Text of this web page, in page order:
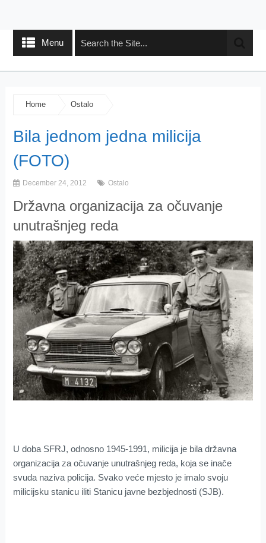
Menu
Home Ostalo
Bila jednom jedna milicija
(FOTO)
December 24, 2012 Ostalo
Državna organizacija za očuvanje
unutrašnjeg reda
U doba SFRJ, odnosno 1945-1991, milicija je bila državna
organizacija za očuvanje unutrašnjeg reda, koja se inače
svuda naziva policija. Svako veće mjesto je imalo svoju
milicijsku stanicu iliti Stanicu javne bezbjednosti (SJB).